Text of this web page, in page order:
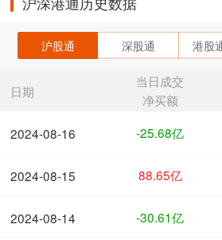
沪股通 深股通 港股
日期
2024-08-16
2024-08-15
2024-08-14
当日成交
净买额
-25.68亿
88.65亿
-30.61亿